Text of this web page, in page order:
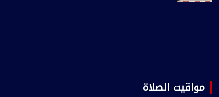
مواقيت الصلاة